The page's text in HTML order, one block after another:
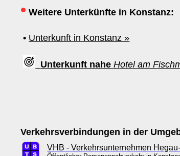
• Weitere Unterkünfte in Konstanz:
• Unterkunft in Konstanz »
Unterkunft nahe Hotel am
Verkehrsverbindungen in der
VHB - Verkehrsunternehmen